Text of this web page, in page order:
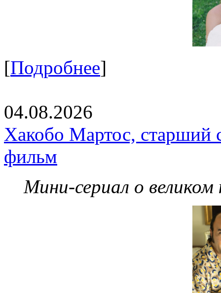
[Подробнее]
04.08.2026
Хакобо Мартос, старший
фильм
Мини-сериал о великом